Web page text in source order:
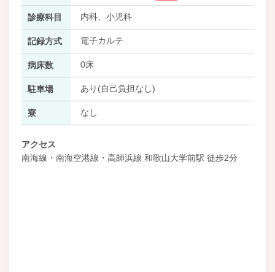
診療科目 内科、小児科
記録方式 電子カルテ
病床数 0床
駐車場 あり(自己負担なし)
寮 なし
アクセス
南海線・南海空港線・高師浜線 和歌山大学前駅 徒歩2分